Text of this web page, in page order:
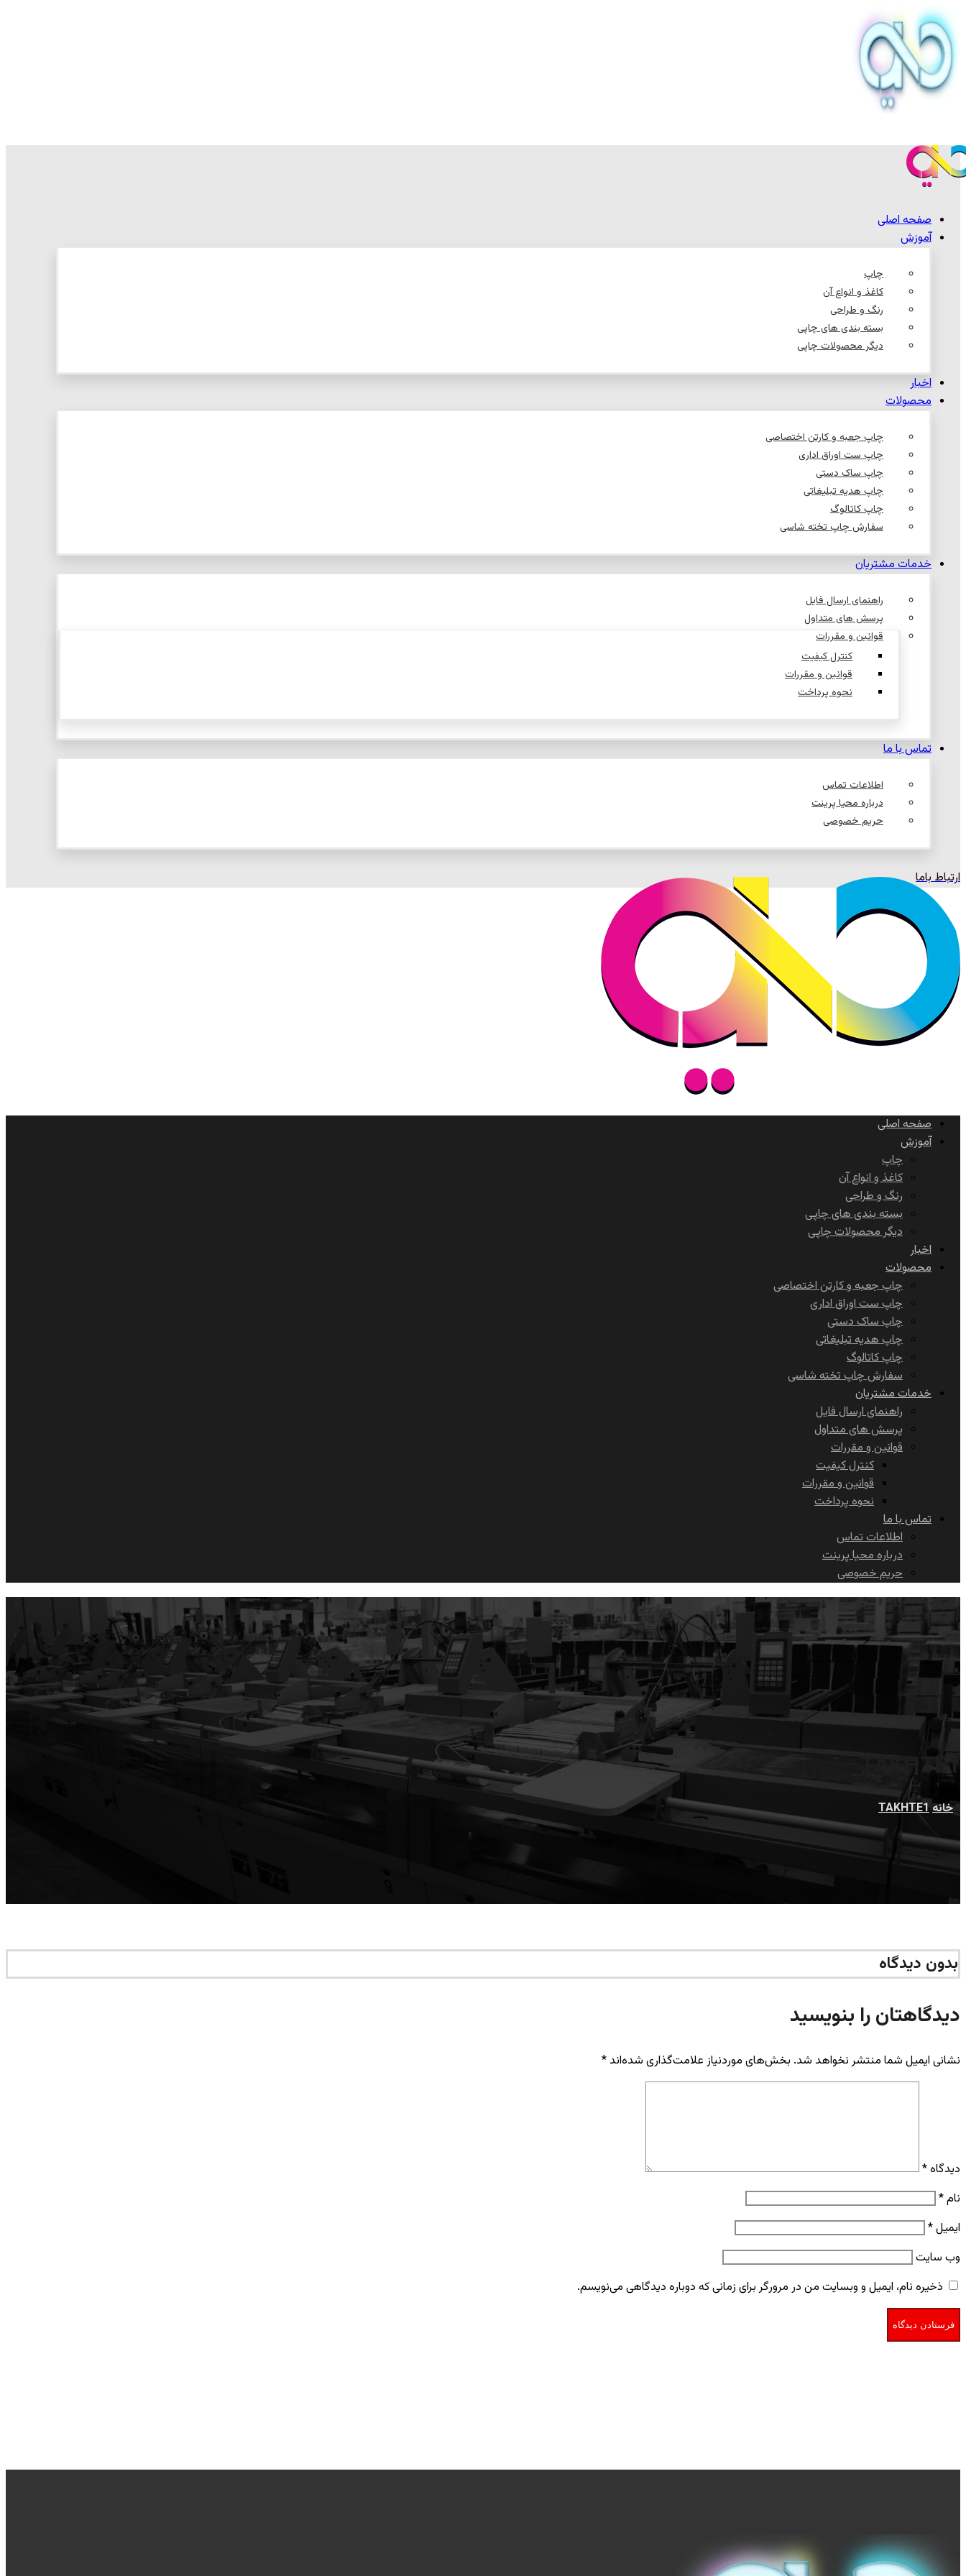
صفحه اصلی
آموزش
چاپ
کاغذ و انواع آن
رنگ و طراحی
بسته بندی های چاپی
دیگر محصولات چاپی
اخبار
محصولات
چاپ جعبه و کارتن اختصاصی
چاپ ست اوراق اداری
چاپ ساک دستی
چاپ هدیه تبلیغاتی
چاپ کاتالوگ
سفارش چاپ تخته شاسی
خدمات مشتریان
راهنمای ارسال فایل
پرسش های متداول
قوانین و مقررات
کنترل کیفیت
قوانین و مقررات
نحوه پرداخت
تماس با ما
اطلاعات تماس
درباره محیا پرینت
حریم خصوصی
ارتباط باما
صفحه اصلی
آموزش
چاپ
کاغذ و انواع آن
رنگ و طراحی
بسته بندی های چاپی
دیگر محصولات چاپی
اخبار
محصولات
چاپ جعبه و کارتن اختصاصی
چاپ ست اوراق اداری
چاپ ساک دستی
چاپ هدیه تبلیغاتی
چاپ کاتالوگ
سفارش چاپ تخته شاسی
خدمات مشتریان
راهنمای ارسال فایل
پرسش های متداول
قوانین و مقررات
کنترل کیفیت
قوانین و مقررات
نحوه پرداخت
تماس با ما
اطلاعات تماس
درباره محیا پرینت
حریم خصوصی
TAKHTE1
خانهTAKHTE1
بدون دیدگاه
دیدگاهتان را بنویسید
نشانی ایمیل شما منتشر نخواهد شد. بخش‌های موردنیاز علامت‌گذاری شده‌اند *
دیدگاه*
نام*
ایمیل*
وب‌ سایت
ذخیره نام، ایمیل و وبسایت من در مرورگر برای زمانی که دوباره دیدگاهی می‌نویسم.